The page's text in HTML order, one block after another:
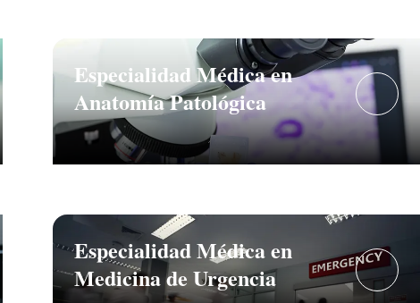
Especialidad Médica en
Anatomía Patológica
Especialidad Médica en
Medicina de Urgencia